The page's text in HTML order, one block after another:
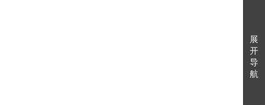
展
开
导
航